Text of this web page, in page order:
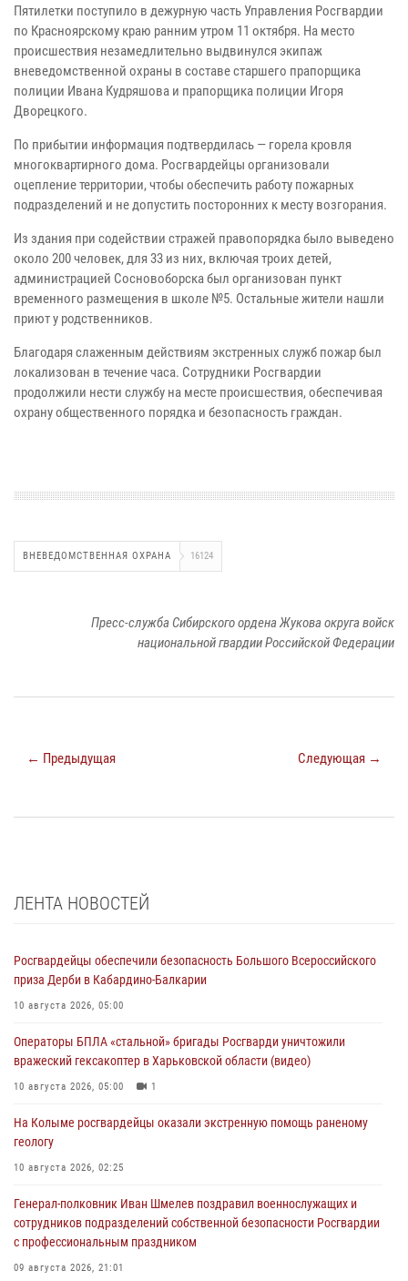
Пятилетки поступило в дежурную часть Управления Росгвардии
по Красноярскому краю ранним утром 11 октября. На место
происшествия незамедлительно выдвинулся экипаж
вневедомственной охраны в составе старшего прапорщика
полиции Ивана Кудряшова и прапорщика полиции Игоря
Дворецкого.
По прибытии информация подтвердилась — горела кровля
многоквартирного дома. Росгвардейцы организовали
оцепление территории, чтобы обеспечить работу пожарных
подразделений и не допустить посторонних к месту возгорания.
Из здания при содействии стражей правопорядка было выведено
около 200 человек, для 33 из них, включая троих детей,
администрацией Сосновоборска был организован пункт
временного размещения в школе №5. Остальные жители нашли
приют у родственников.
Благодаря слаженным действиям экстренных служб пожар был
локализован в течение часа. Сотрудники Росгвардии
продолжили нести службу на месте происшествия, обеспечивая
охрану общественного порядка и безопасность граждан.
ВНЕВЕДОМСТВЕННАЯ ОХРАНА 16124
Пресс-служба Сибирского ордена Жукова округа войск
национальной гвардии Российской Федерации
← Предыдущая Следующая →
ЛЕНТА НОВОСТЕЙ
Росгвардейцы обеспечили безопасность Большого Всероссийского
приза Дерби в Кабардино-Балкарии
10 августа 2026, 05:00
Операторы БПЛА «стальной» бригады Росгварди уничтожили
вражеский гексакоптер в Харьковской области (видео)
10 августа 2026, 05:00 1
На Колыме росгвардейцы оказали экстренную помощь раненому
геологу
10 августа 2026, 02:25
Генерал-полковник Иван Шмелев поздравил военнослужащих и
сотрудников подразделений собственной безопасности Росгвардии
с профессиональным праздником
09 августа 2026, 21:01